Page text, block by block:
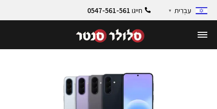
עִבְרִית ▼ חייגו 0547-561-561